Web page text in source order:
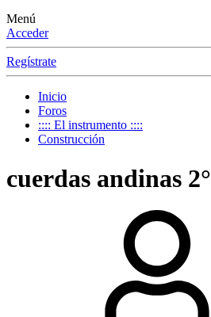
Menú
Acceder
Regístrate
Inicio
Foros
:::: El instrumento ::::
Construcción
cuerdas andinas 2°